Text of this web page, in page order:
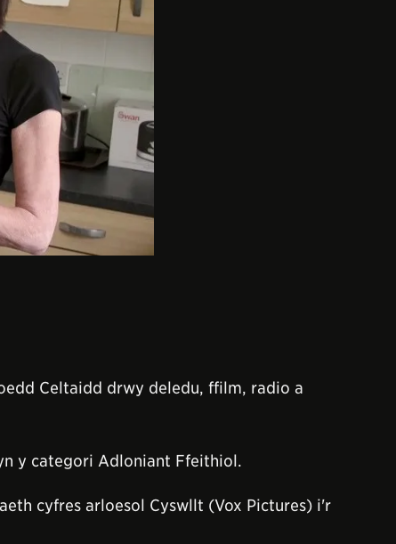
Celtaidd drwy deledu, ffilm, radio a
y categori Adloniant Ffeithiol.
cyfres arloesol Cyswllt (Vox Pictures) i'r